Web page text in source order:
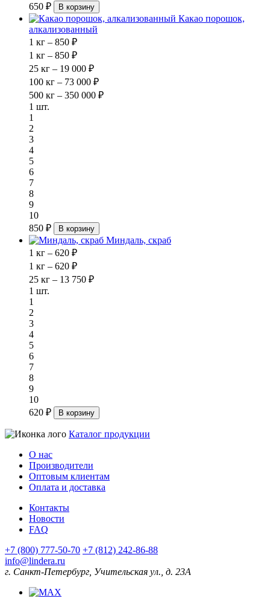
650 ₽
В корзину
Какао порошок,
алкализованный
1 кг – 850 ₽
1 кг – 850 ₽
25 кг – 19 000 ₽
100 кг – 73 000 ₽
500 кг – 350 000 ₽
1 шт.
1
2
3
4
5
6
7
8
9
10
850 ₽
В корзину
Миндаль, скраб
1 кг – 620 ₽
1 кг – 620 ₽
25 кг – 13 750 ₽
1 шт.
1
2
3
4
5
6
7
8
9
10
620 ₽
В корзину
Каталог продукции
О нас
Производители
Оптовым клиентам
Оплата и доставка
Контакты
Новости
FAQ
+7 (800) 777-50-70 +7 (812) 242-86-88
info@lindera.ru
г. Санкт-Петербург, Учительская ул., д. 23А